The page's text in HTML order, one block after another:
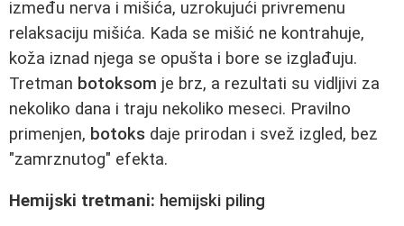
između nerva i mišića, uzrokujući privremenu
relaksaciju mišića. Kada se mišić ne kontrahuje,
koža iznad njega se opušta i bore se izglađuju.
Tretman botoksom je brz, a rezultati su vidljivi za
nekoliko dana i traju nekoliko meseci. Pravilno
primenjen, botoks daje prirodan i svež izgled, bez
"zamrznutog" efekta.
Hemijski tretmani: hemijski piling